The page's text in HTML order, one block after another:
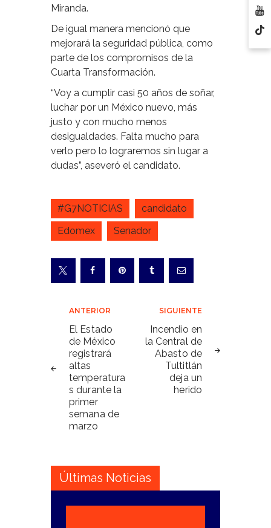
Miranda.
De igual manera mencionó que
mejorará la seguridad pública, como
parte de los compromisos de la
Cuarta Transformación.
“Voy a cumplir casi 50 años de soñar,
luchar por un México nuevo, más
justo y con mucho menos
desigualdades. Falta mucho para
verlo pero lo lograremos sin lugar a
dudas”, aseveró el candidato.
#G7NOTICIAS
candidato
Edomex
Senador
Navegación
de
entradas
ANTERIOR
El Estado
de México
registrará
altas
temperatura
s durante la
primer
semana de
marzo
SIGUIENTE
Incendio en
la Central de
Abasto de
Tultitlán
deja un
herido
Últimas Noticias